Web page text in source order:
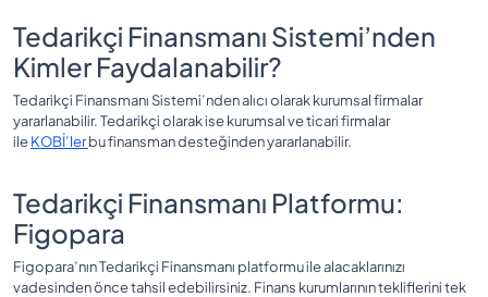
Tedarikçi Finansmanı Sistemi’nden
Kimler Faydalanabilir?
Tedarikçi Finansmanı Sistemi’nden alıcı olarak kurumsal firmalar
yararlanabilir. Tedarikçi olarak ise kurumsal ve ticari firmalar
ileKOBİ’lerbu finansman desteğinden yararlanabilir.
Tedarikçi Finansmanı Platformu:
Figopara
Figopara’nın Tedarikçi Finansmanı platformu ile alacaklarınızı
vadesinden önce tahsil edebilirsiniz. Finans kurumlarının tekliflerini tek